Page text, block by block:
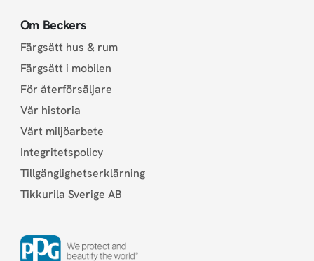
Om Beckers
Färgsätt hus & rum
Färgsätt i mobilen
För återförsäljare
Vår historia
Vårt miljöarbete
Integritetspolicy
Tillgänglighetserklärning
Tikkurila Sverige AB